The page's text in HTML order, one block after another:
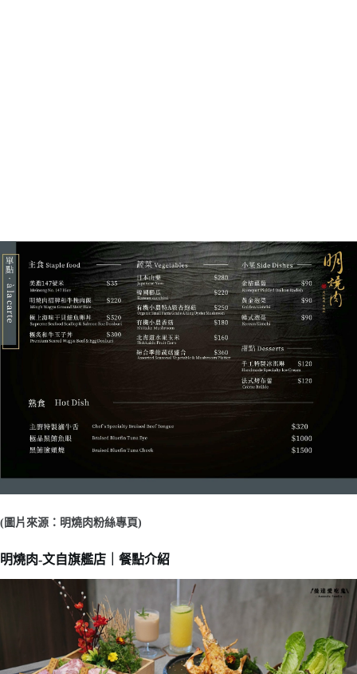
(圖片來源：明燒肉粉絲專頁)
明燒肉-文自旗艦店｜餐點介紹